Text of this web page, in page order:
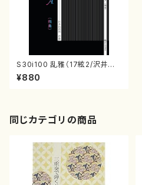
S30i100 乱雅（17絃2/沢井比
河流/楽譜）
¥880
同じカテゴリの商品